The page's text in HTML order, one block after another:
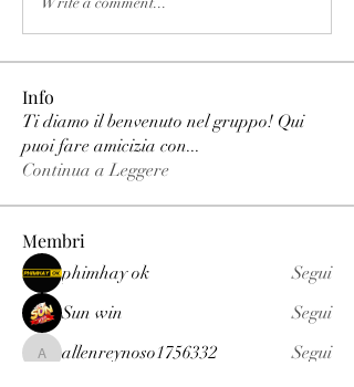
Info
Ti diamo il benvenuto nel gruppo! Qui
puoi fare amicizia con...
Continua a Leggere
Membri
phimhay ok
Segui
Sun win
Segui
allenreynoso1756332
allenreynoso1756332
Segui